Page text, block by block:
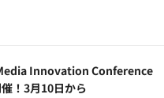
Innovation Conference
！3月10日から